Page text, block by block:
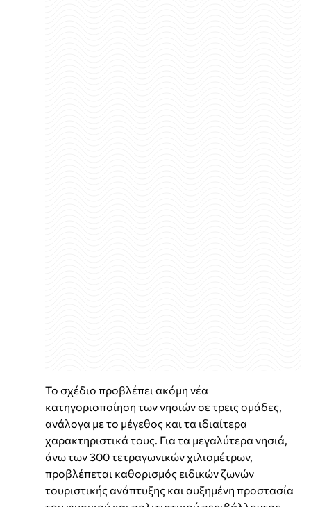
Το σχέδιο προβλέπει ακόμη νέα
κατηγοριοποίηση των νησιών σε τρεις ομάδες,
ανάλογα με το μέγεθος και τα ιδιαίτερα
χαρακτηριστικά τους. Για τα μεγαλύτερα νησιά,
άνω των 300 τετραγωνικών χιλιομέτρων,
προβλέπεται καθορισμός ειδικών ζωνών
τουριστικής ανάπτυξης και αυξημένη προστασία